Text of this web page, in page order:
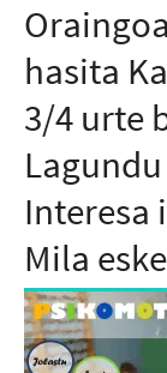
hasita
3/4 urte
Interesa
Mila